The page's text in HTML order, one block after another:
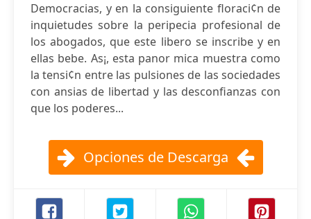
Democracias, y en la consiguiente floraci¢n de
inquietudes sobre la peripecia profesional de
los abogados, que este libero se inscribe y en
ellas bebe. As¡, esta panor mica muestra como
la tensi¢n entre las pulsiones de las sociedades
con ansias de libertad y las desconfianzas con
que los poderes...
Opciones de Descarga